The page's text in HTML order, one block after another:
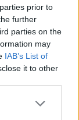
prior to
further
parties on the
may
IAB’s List of
it to other
more Google